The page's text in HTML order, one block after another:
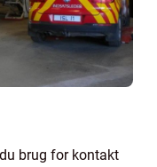
brug for kontakt